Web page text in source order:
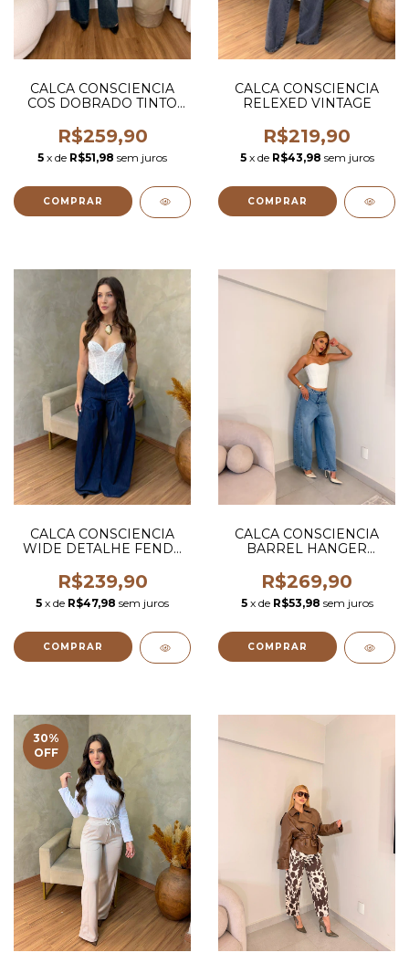
CALCA CONSCIENCIA
COS DOBRADO TINTO
R$259,90
5 x de R$51,98 sem juros
COMPRAR
CALCA CONSCIENCIA
RELEXED VINTAGE
R$219,90
5 x de R$43,98 sem juros
COMPRAR
CALCA CONSCIENCIA
WIDE DETALHE FENDA
R$239,90
5 x de R$47,98 sem juros
COMPRAR
CALCA CONSCIENCIA
BARREL HANGER
R$269,90
5 x de R$53,98 sem juros
COMPRAR
30%
OFF